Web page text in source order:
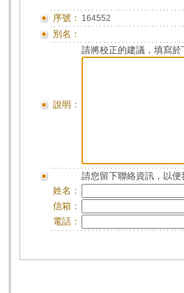
序號： 164552
別名：
說明：
請將校正的建議，填寫
請您留下聯絡資訊，以
姓名：
信箱：
電話：